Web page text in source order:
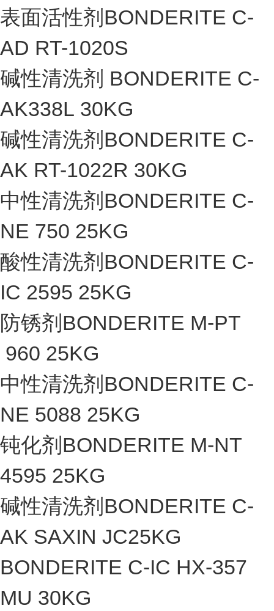
表面活性剂BONDERITE C-
AD RT-1020S
碱性清洗剂 BONDERITE C-
AK338L 30KG
碱性清洗剂BONDERITE C-
AK RT-1022R 30KG
中性清洗剂BONDERITE C-
NE 750 25KG
酸性清洗剂BONDERITE C-
IC 2595 25KG
防锈剂BONDERITE M-PT
960 25KG
中性清洗剂BONDERITE C-
NE 5088 25KG
钝化剂BONDERITE M-NT
4595 25KG
碱性清洗剂BONDERITE C-
AK SAXIN JC25KG
BONDERITE C-IC HX-357
MU 30KG